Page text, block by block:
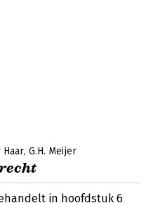
Haar G.H. Meijer
in hoofdstuk 6